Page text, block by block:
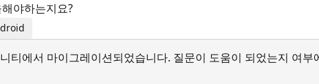
야하는지요?
티에서 마이그레이션되었습니다. 질문이 도움이 되었는지 여